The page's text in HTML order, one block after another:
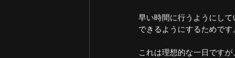
早い時間に行うようにし
できるようにするためで
これは理想的な一日です